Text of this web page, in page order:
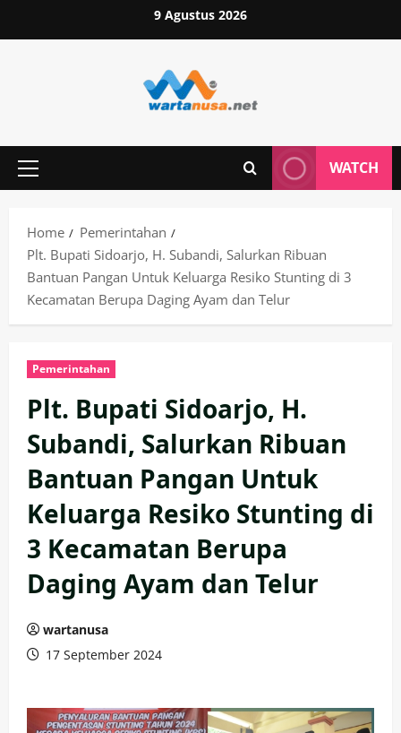
to
9 Agustus 2026
Primary
WATCH
Home
Pemerintahan
Plt. Bupati Sidoarjo, H. Subandi, Salurkan Ribuan
Bantuan Pangan Untuk Keluarga Resiko Stunting di 3
Kecamatan Berupa Daging Ayam dan Telur
Pemerintahan
Plt. Bupati Sidoarjo, H.
Subandi, Salurkan Ribuan
Bantuan Pangan Untuk
Keluarga Resiko Stunting di
3 Kecamatan Berupa
Daging Ayam dan Telur
wartanusa
17 September 2024